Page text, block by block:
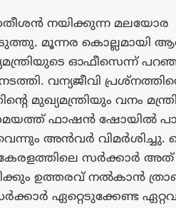
നയിക്കുന്ന മലയോര
മൂന്നര കൊല്ലമായി
ഓഫീസെന്ന്
വന്യജീവി
മുഖ്യമന്ത്രിയും വനം
ഫാഷൻ ഷോയിൽ
അൻവർ വിമർശിച്ചു.
കേരളത്തിലെ സർക്കാർ അത്
ഉത്തരവ് നൽകാൻ
ഏറ്റെടുക്കേണ്ട